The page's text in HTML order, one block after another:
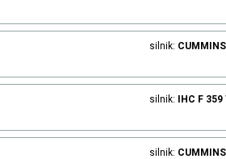
silnik: CUMMINS
silnik: IHC F 359
silnik: CUMMINS